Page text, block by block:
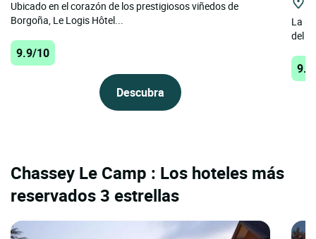
Ubicado en el corazón de los prestigiosos viñedos de
Borgoña, Le Logis Hôtel...
9.9/10
Descubra
La
del
Chassey Le Camp : Los hoteles más
reservados 3 estrellas